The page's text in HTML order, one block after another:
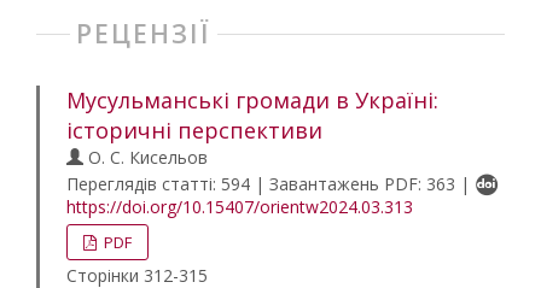
РЕЦЕНЗІЇ
Мусульманські громади в Україні:
історичні перспективи
О. С. Кисельов
Переглядів статті: 594 | Завантажень PDF: 363 |
https://doi.org/10.15407/orientw2024.03.313
PDF
Сторінки 312-315